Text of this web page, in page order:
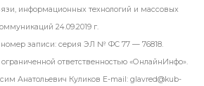
информационных технологий и массовых
24.09.2019 г.
номер записи: серия ЭЛ № ФС 77 — 76818.
ответственностью «ОнлайнИнфо».
Анатольевич Куликов E-mail: glavred@kub-